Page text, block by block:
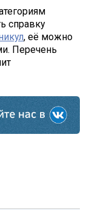
справку
, её можно
Перечень